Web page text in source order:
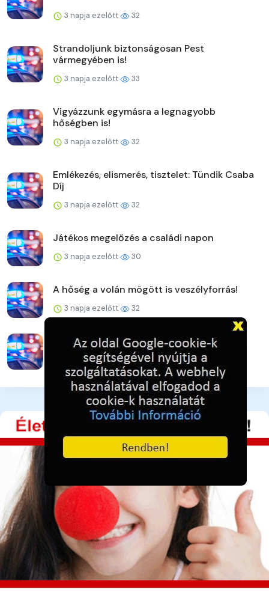
3 napja ezelőtt 32
Strandoljunk biztonságosan Pest
vármegyében is!
3 napja ezelőtt 33
Vigyázzunk egymásra a legnagyobb
hőségben is!
3 napja ezelőtt 32
Emlékezés, elismerés, tisztelet: Tündik Csaba
Díj
3 napja ezelőtt 32
Játékos megelőzés a családi napon
3 napja ezelőtt 30
A hőség a volán mögött is veszélyforrás!
3 napja ezelőtt 32
Drogügyek egy hét alatt
3 napja ezelőtt 31